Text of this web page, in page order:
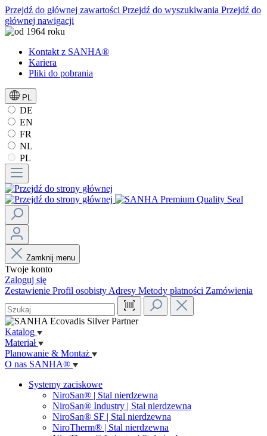
Przejdź do głównej zawartości Przejdź do wyszukiwania Przejdź do
głównej nawigacji
Kontakt z SANHA®
Kariera
Pliki do pobrania
PL
DE
EN
FR
NL
PL
Zamknij menu
Twoje konto
Zaloguj się
Zestawienie Profil osobisty Adresy Metody płatności Zamówienia
Katalog
Materiał
Planowanie & Montaż
O nas SANHA®
Systemy zaciskowe
NiroSan® | Stal nierdzewna
NiroSan® Industry | Stal nierdzewna
NiroSan® SF | Stal nierdzewna
NiroTherm® | Stal nierdzewna